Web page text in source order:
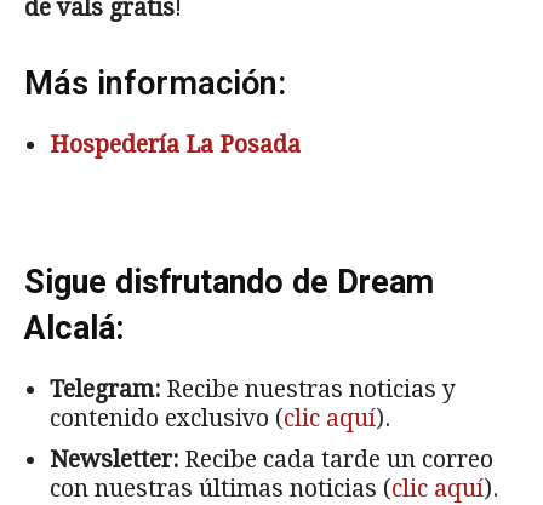
de vals gratis!
Más información:
Hospedería La Posada
Sigue disfrutando de Dream
Alcalá:
Telegram: Recibe nuestras noticias y
contenido exclusivo (clic aquí).
Newsletter: Recibe cada tarde un correo
con nuestras últimas noticias (clic aquí).